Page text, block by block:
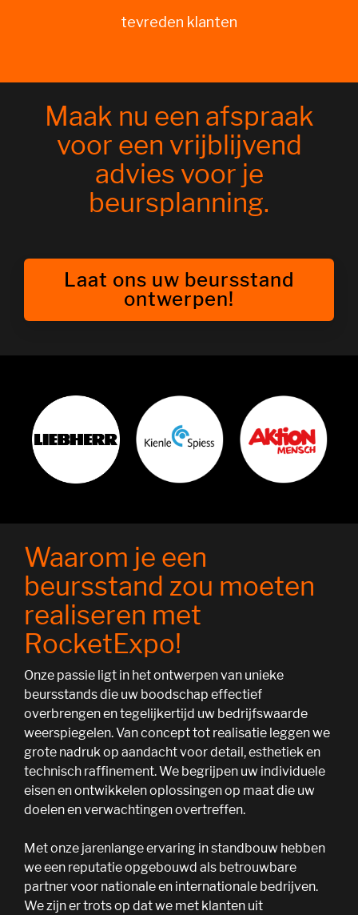
tevreden klanten
Maak nu een afspraak
voor een vrijblijvend
advies voor je
beursplanning.
Laat ons uw beursstand
ontwerpen!
Waarom je een
beursstand zou moeten
realiseren met
RocketExpo!
Onze passie ligt in het ontwerpen van unieke
beursstands die uw boodschap effectief
overbrengen en tegelijkertijd uw bedrijfswaarde
weerspiegelen. Van concept tot realisatie leggen we
grote nadruk op aandacht voor detail, esthetiek en
technisch raffinement. We begrijpen uw individuele
eisen en ontwikkelen oplossingen op maat die uw
doelen en verwachtingen overtreffen.
Met onze jarenlange ervaring in standbouw hebben
we een reputatie opgebouwd als betrouwbare
partner voor nationale en internationale bedrijven.
We zijn er trots op dat we met klanten uit